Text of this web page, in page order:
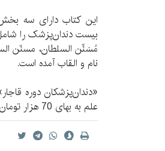
این کتاب دارای سه
بیست دندان‌پزشک را
مُسَنِّن السلطان، مسنّن
نام و القاب آمده است.
«دندان‌پزشکان دوره
علم به بهای 70 هزار تومان منتشر شده است.